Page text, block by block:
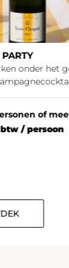
onder het
of
/ persoon